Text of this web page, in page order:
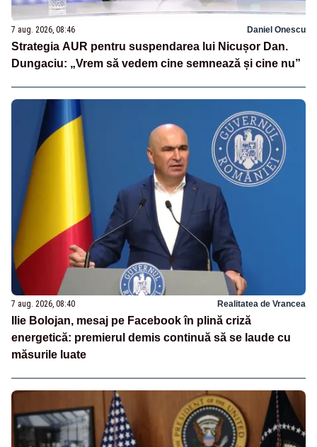
7 aug. 2026, 08:46 Daniel Onescu
Strategia AUR pentru suspendarea lui Nicușor Dan.
Dungaciu: „Vrem să vedem cine semnează și cine nu”
7 aug. 2026, 08:40 Realitatea de Vrancea
Ilie Bolojan, mesaj pe Facebook în plină criză
energetică: premierul demis continuă să se laude cu
măsurile luate